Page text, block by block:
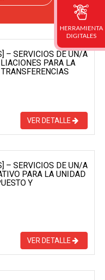
– SERVICIOS DE UN/A
PARA LA
VER DETALLE
– SERVICIOS DE UN/A
PARA LA UNIDAD
Y
VER DETALLE
HERRAMIENTA
DIGITALES